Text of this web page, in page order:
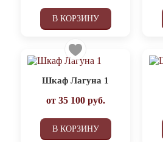
В КОРЗИНУ
Шкаф Лагуна 1
от 35 100руб.
В КОРЗИНУ